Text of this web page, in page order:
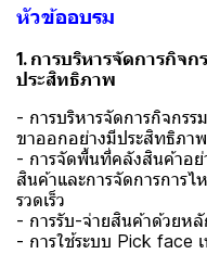
หัวข้ออบรม
1. การบริหารจัดการกิจ
ประสิทธิภาพ
- การบริหารจัดการกิจกร
ขาออกอย่างมีประสิทธิภาพ
- การจัดพื้นที่คลังสินค้าอย่
สินค้าและการจัดการการ
รวดเร็ว
- การรับ-จ่ายสินค้าด้วยห
- การใช้ระบบ Pick face